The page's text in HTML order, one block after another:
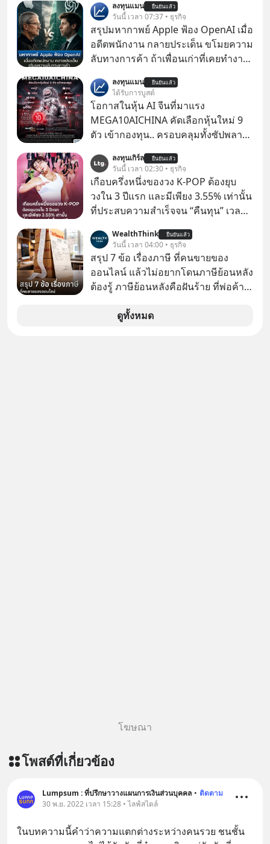
ลงทุนแมน ยืนยันแล้ว
วันนี้ เวลา 07:37 • ธุรกิจ
สรุปมหากาพย์ Apple ฟ้อง OpenAI เมื่อ
อดีตพนักงาน กลายประเด็น ขโมยความ
ลับทางการค้า ถ้าเพื่อนเก่าที่เคยทำงาน
เก่าที่เขาเคยทำไว้ ตอนยังอยู่บริษัท
เดียวกัน
ลงทุนแมน ยืนยันแล้ว
ได้รับการบูสต์
โอกาสในหุ้น AI จีนที่มาแรง
MEGA10AICHINA คัดเลือกหุ้นใหม่ 9
ตัว เข้ากองทุน.. ครอบคลุมทั้งซัปพลาย
โปรโมชัน ลด 50% ค่าธรรมเนียมซื้อ |
ยอด 2 ล้านบาทขึ้นไป ฟรีค่าธรรมเนียม
ซื้อ
ลงทุนเกิร์ล ยืนยันแล้ว
วันนี้ เวลา 02:30 • ธุรกิจ
เกือบครึ่งหนึ่งของวง K-POP ต้องยุบ
วงใน 3 ปีแรก และมีเพียง 3.55% เท่านั้น
ที่ประสบความสำเร็จจน “คืนทุน” เวลา
เห็นภาพความสำเร็จที่หรูหรา คอนเสิร์ต
สเกลใหญ่ระดับสเตเดียม และยอดขา
ยอัลบัมถล่มทลายจากวงตัวท็อปอย่าง
BTS, BLACKPINK หรือ SEVENTEEN
WealthThink ยืนยันแล้ว
วันนี้ เวลา 04:00 • ธุรกิจ
สรุป 7 ข้อ เรื่องภาษี ที่คนขายของ
ออนไลน์ แล้วไม่อยากโดนภาษีย้อนหลัง
ต้องรู้ ภาษีย้อนหลังคือฝันร้าย ที่พ่อค้า
ดูทั้งหมด
โฆษณา
โพสต์ที่เกี่ยวข้อง
Lumpsum : ที่ปรึกษาวางแผนการเงินส่วนบุคคล • ติดตาม
30 พ.ย. 2022 เวลา 15:28 • ไลฟ์สไตล์
ในบทความนี้คำว่าความแตกต่างระหว่างคนรวย ชนชั้น